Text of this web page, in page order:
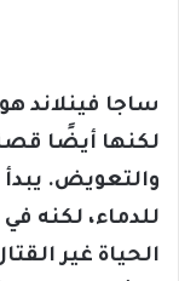
ساجا فينلاند
لكنها أيضًا
والتعويض.
للدماء، لكنه
الحياة غير